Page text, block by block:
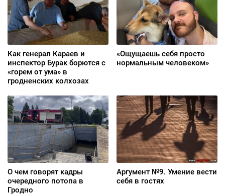
Как генерал Караев и
инспектор Бурак борются с
«горем от ума» в
гродненских колхозах
«Ощущаешь себя просто
нормальным человеком»
О чем говорят кадры
очередного потопа в
Гродно
Аргумент №9. Умение вести
себя в гостях